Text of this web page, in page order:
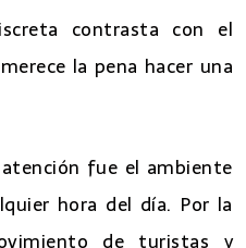
contrasta con el
la pena hacer una
fue el ambiente
hora del día. Por la
de turistas y